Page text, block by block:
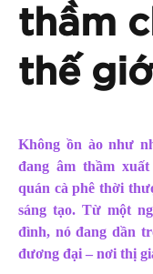
thầm
thế
Không ồn ào như
đang âm thầm
quán cà phê thời
sáng tạo. Từ một
đình, nó đang dần
đương đại – nơi thị